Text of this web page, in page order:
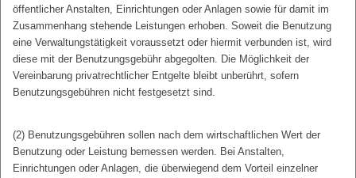
öffentlicher Anstalten, Einrichtungen oder Anlagen sowie für damit im
Zusammenhang stehende Leistungen erhoben. Soweit die Benutzung
eine Verwaltungstätigkeit voraussetzt oder hiermit verbunden ist, wird
diese mit der Benutzungsgebühr abgegolten. Die Möglichkeit der
Vereinbarung privatrechtlicher Entgelte bleibt unberührt, sofern
Benutzungsgebühren nicht festgesetzt sind.
(2) Benutzungsgebühren sollen nach dem wirtschaftlichen Wert der
Benutzung oder Leistung bemessen werden. Bei Anstalten,
Einrichtungen oder Anlagen, die überwiegend dem Vorteil einzelner